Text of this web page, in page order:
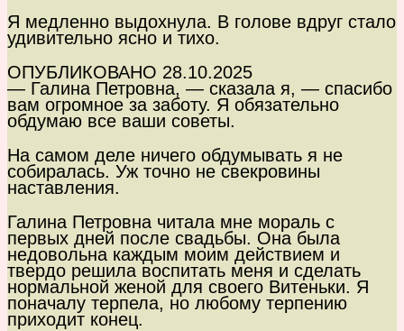
Я медленно выдохнула. В голове вдруг стало
удивительно ясно и тихо.
ОПУБЛИКОВАНО 28.10.2025
— Галина Петровна, — сказала я, — спасибо
вам огромное за заботу. Я обязательно
обдумаю все ваши советы.
На самом деле ничего обдумывать я не
собиралась. Уж точно не свекровины
наставления.
Галина Петровна читала мне мораль с
первых дней после свадьбы. Она была
недовольна каждым моим действием и
твердо решила воспитать меня и сделать
нормальной женой для своего Витеньки. Я
поначалу терпела, но любому терпению
приходит конец.